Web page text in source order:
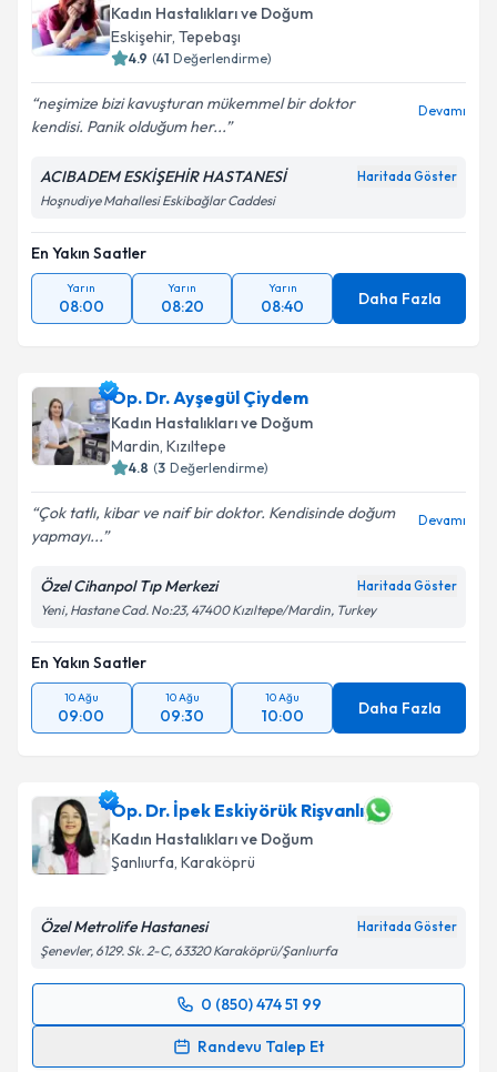
bilgilendireceğiz.
E-posta Adresiniz
Kişisel verilerimin işlenmesine ilişkin
Metni'ni okudum ve kişisel verilerimin belirtilen
kapsamda işlenmesini kabul ediyorum.
Takvim Talebini Gönder
Kadın Hastalıkları ve Doğum
Eskişehir, Tepebaşı
4.9 (41 Değerlendirme)
neşimize bizi kavuşturan mükemmel bir doktor
kendisi. Panik olduğum her...
Devamı
ACIBADEM ESKİŞEHİR HASTANESİ Haritada Göster
Hoşnudiye Mahallesi Eskibağlar Caddesi
En Yakın Saatler
Yarın
08:00
Yarın
08:20
Yarın
08:40 Daha Fazla
Op. Dr. Ayşegül Çiydem
Kadın Hastalıkları ve Doğum
Mardin, Kızıltepe
4.8 (3 Değerlendirme)
Çok tatlı, kibar ve naif bir doktor. Kendisinde doğum
yapmayı...
Devamı
Özel Cihanpol Tıp Merkezi Haritada Göster
Yeni, Hastane Cad. No:23, 47400 Kızıltepe/Mardin, Turkey
En Yakın Saatler
10 Ağu
09:00
10 Ağu
09:30
10 Ağu
10:00 Daha Fazla
Op. Dr. İpek Eskiyörük Rişvanlı
Kadın Hastalıkları ve Doğum
Şanlıurfa, Karaköprü
Özel Metrolife Hastanesi Haritada Göster
Şenevler, 6129. Sk. 2-C, 63320 Karaköprü/Şanlıurfa
0 (850) 474 51 99
Randevu Talep Et
Randevu Takvimi Talebi